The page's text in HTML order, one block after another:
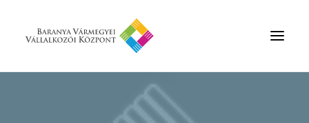
Rólunk